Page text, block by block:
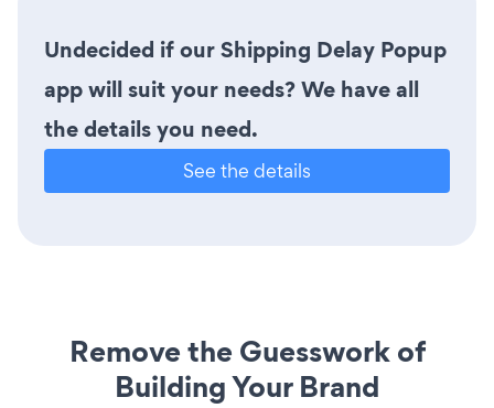
Undecided if our Shipping Delay Popup
app will suit your needs? We have all
the details you need.
See the details
Remove the Guesswork of
Building Your Brand